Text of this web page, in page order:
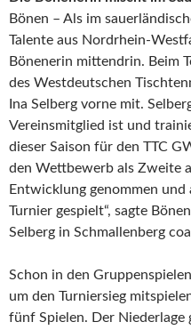
Bönen – Als im
Talente aus Nordrhein-
Bönenerin mittendrin. Beim
des Westdeutschen
Ina Selberg vorne mit.
Vereinsmitglied ist und
dieser Saison für den TTC
den Wettbewerb als Zweite
Entwicklung genommen
Turnier gespielt“, sagte
Selberg in Schmallenberg
Schon in den
um den Turniersieg
fünf Spielen. Der Niederlage